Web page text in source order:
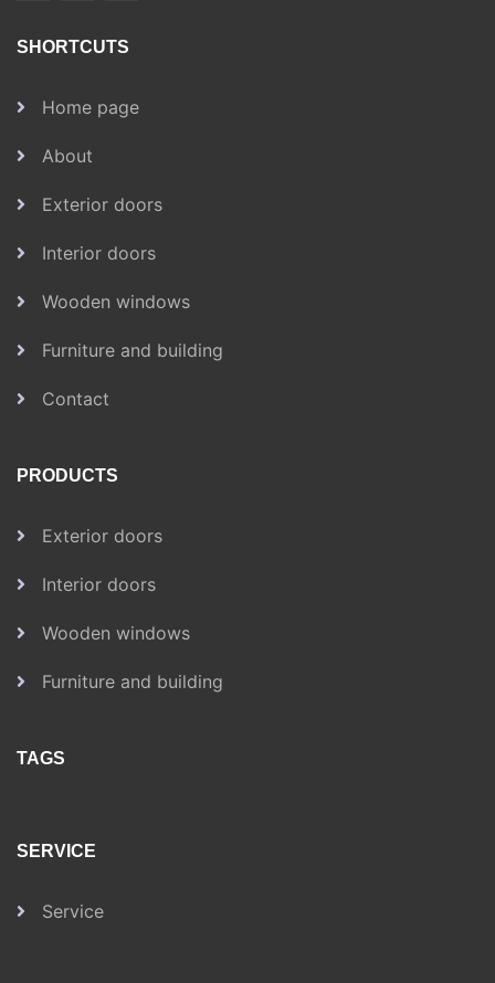
SHORTCUTS
Home page
About
Exterior doors
Interior doors
Wooden windows
Furniture and building
Contact
PRODUCTS
Exterior doors
Interior doors
Wooden windows
Furniture and building
TAGS
SERVICE
Service